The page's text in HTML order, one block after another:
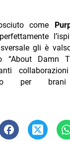
come
gli è
“About Damn
per